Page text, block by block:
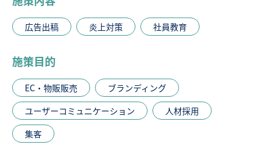
広告出稿 炎上対策 社員教育
施策目的
EC・物販販売
ブランディング
ユーザーコミュニケーション
人材採用
集客